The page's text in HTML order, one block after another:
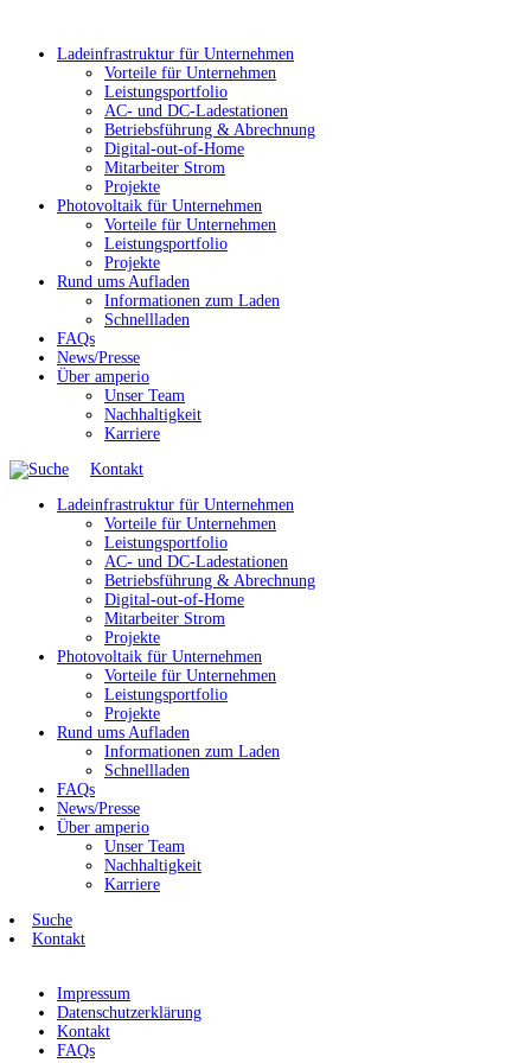
Ladeinfrastruktur für Unternehmen
Vorteile für Unternehmen
Leistungsportfolio
AC- und DC-Ladestationen
Betriebsführung & Abrechnung
Digital-out-of-Home
Mitarbeiter Strom
Projekte
Photovoltaik für Unternehmen
Vorteile für Unternehmen
Leistungsportfolio
Projekte
Rund ums Aufladen
Informationen zum Laden
Schnellladen
FAQs
News/Presse
Über amperio
Unser Team
Nachhaltigkeit
Karriere
Kontakt
Ladeinfrastruktur für Unternehmen
Vorteile für Unternehmen
Leistungsportfolio
AC- und DC-Ladestationen
Betriebsführung & Abrechnung
Digital-out-of-Home
Mitarbeiter Strom
Projekte
Photovoltaik für Unternehmen
Vorteile für Unternehmen
Leistungsportfolio
Projekte
Rund ums Aufladen
Informationen zum Laden
Schnellladen
FAQs
News/Presse
Über amperio
Unser Team
Nachhaltigkeit
Karriere
Suche
Kontakt
Impressum
Datenschutzerklärung
Kontakt
FAQs